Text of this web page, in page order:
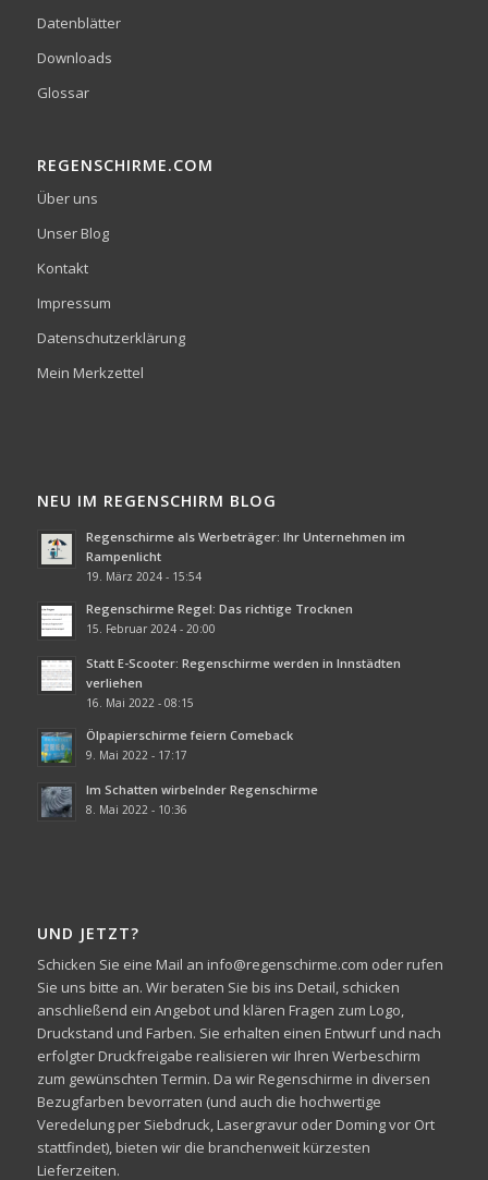
Datenblätter
Downloads
Glossar
REGENSCHIRME.COM
Über uns
Unser Blog
Kontakt
Impressum
Datenschutzerklärung
Mein Merkzettel
NEU IM REGENSCHIRM BLOG
Regenschirme als Werbeträger: Ihr Unternehmen im
Rampenlicht
19. März 2024 - 15:54
Regenschirme Regel: Das richtige Trocknen
15. Februar 2024 - 20:00
Statt E-Scooter: Regenschirme werden in Innstädten
verliehen
16. Mai 2022 - 08:15
Ölpapierschirme feiern Comeback
9. Mai 2022 - 17:17
Im Schatten wirbelnder Regenschirme
8. Mai 2022 - 10:36
UND JETZT?
Schicken Sie eine Mail an info@regenschirme.com oder rufen
Sie uns bitte an. Wir beraten Sie bis ins Detail, schicken
anschließend ein Angebot und klären Fragen zum Logo,
Druckstand und Farben. Sie erhalten einen Entwurf und nach
erfolgter Druckfreigabe realisieren wir Ihren Werbeschirm
zum gewünschten Termin. Da wir Regenschirme in diversen
Bezugfarben bevorraten (und auch die hochwertige
Veredelung per Siebdruck, Lasergravur oder Doming vor Ort
stattfindet), bieten wir die branchenweit kürzesten
Lieferzeiten.